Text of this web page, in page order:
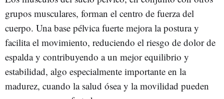
grupos musculares, forman el centro de fuerza del
cuerpo. Una base pélvica fuerte mejora la postura y
facilita el movimiento, reduciendo el riesgo de dolor de
espalda y contribuyendo a un mejor equilibrio y
estabilidad, algo especialmente importante en la
madurez, cuando la salud ósea y la movilidad pueden